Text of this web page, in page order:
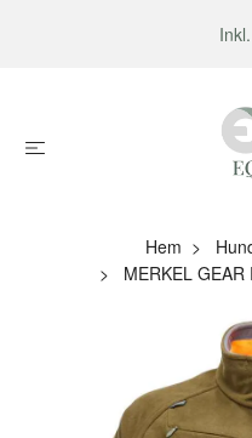
Hem
MERKEL